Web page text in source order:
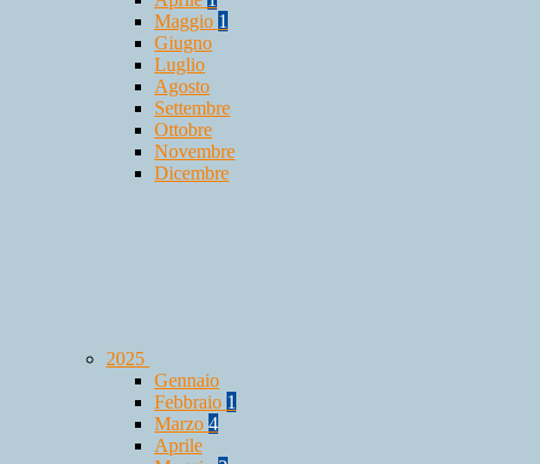
Maggio 1
Giugno
Luglio
Agosto
Settembre
Ottobre
Novembre
Dicembre
2025
Gennaio
Febbraio 1
Marzo 4
Aprile